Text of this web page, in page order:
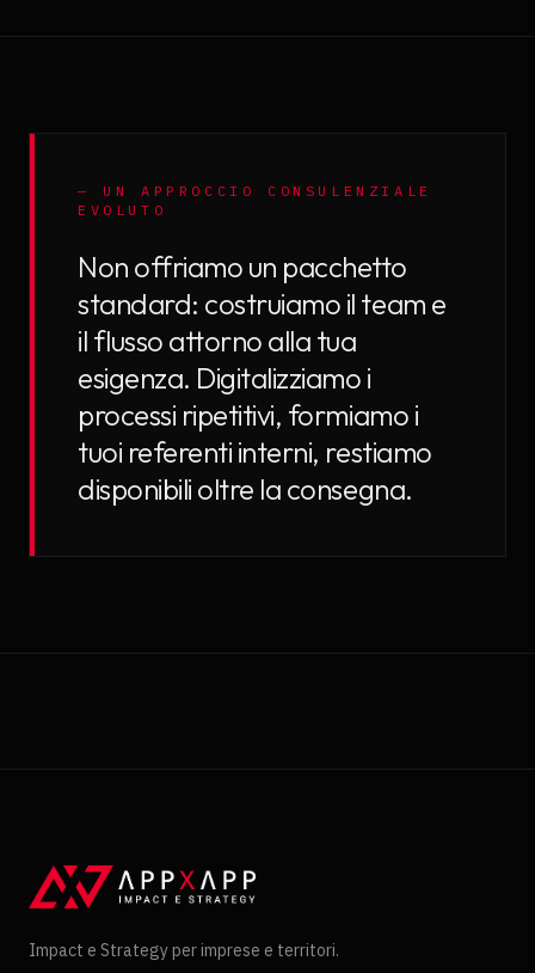
— UN APPROCCIO CONSULENZIALE
EVOLUTO
Non offriamo un pacchetto
standard: costruiamo il team e
il flusso attorno alla tua
esigenza. Digitalizziamo i
processi ripetitivi, formiamo i
tuoi referenti interni, restiamo
disponibili oltre la consegna.
Impact e Strategy per imprese e territori.